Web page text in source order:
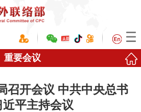
重要会议
召开会议 中共中央总书
近平主持会议